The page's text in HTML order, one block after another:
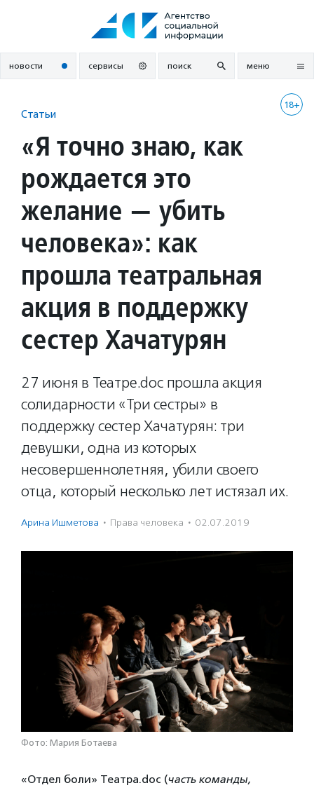
новости сервисы поиск меню
18+
Статьи
«Я точно знаю, как
рождается это
желание — убить
человека»: как
прошла театральная
акция в поддержку
сестер Хачатурян
27 июня в Театре.doc прошла акция
солидарности «Три сестры» в
поддержку сестер Хачатурян: три
девушки, одна из которых
несовершеннолетняя, убили своего
отца, который несколько лет истязал их.
Арина Ишметова · Права человека · 02.07.2019
Фото: Мария Ботаева
«Отдел боли» Театра.doc (часть команды,